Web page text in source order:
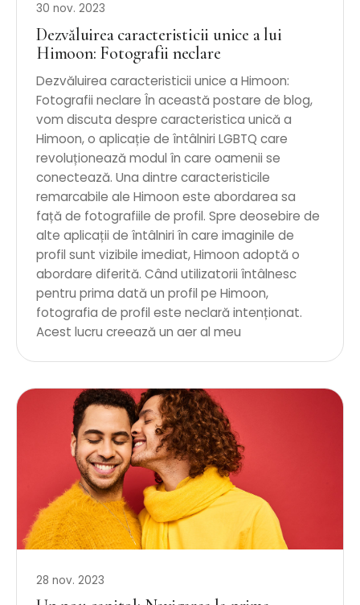
30 nov. 2023
Dezvăluirea caracteristicii unice a lui
Himoon: Fotografii neclare
Dezvăluirea caracteristicii unice a Himoon:
Fotografii neclare În această postare de blog,
vom discuta despre caracteristica unică a
Himoon, o aplicație de întâlniri LGBTQ care
revoluționează modul în care oamenii se
conectează. Una dintre caracteristicile
remarcabile ale Himoon este abordarea sa
față de fotografiile de profil. Spre deosebire de
alte aplicații de întâlniri în care imaginile de
profil sunt vizibile imediat, Himoon adoptă o
abordare diferită. Când utilizatorii întâlnesc
pentru prima dată un profil pe Himoon,
fotografia de profil este neclară intenționat.
Acest lucru creează un aer al meu
28 nov. 2023